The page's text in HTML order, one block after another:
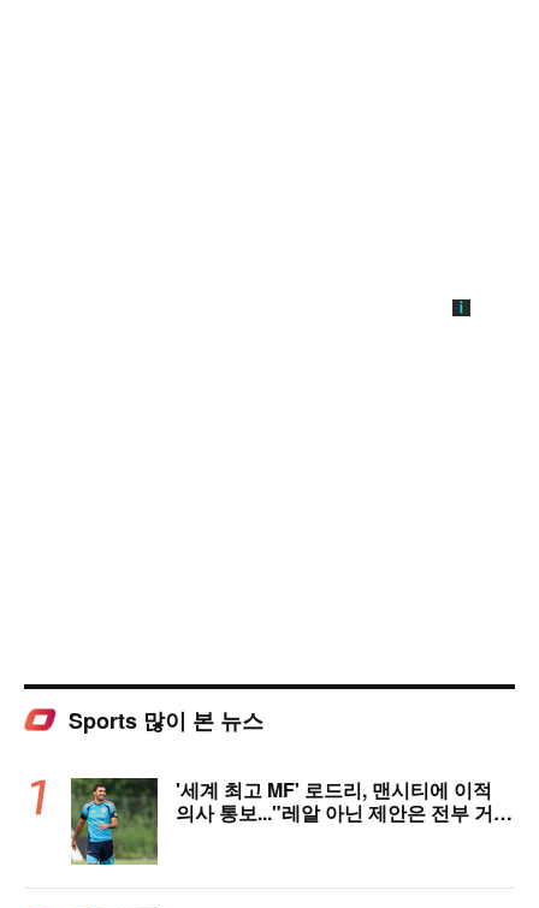
Sports 많이 본 뉴스
'세계 최고 MF' 로드리, 맨시티에 이적
의사 통보..."레알 아닌 제안은 전부 거